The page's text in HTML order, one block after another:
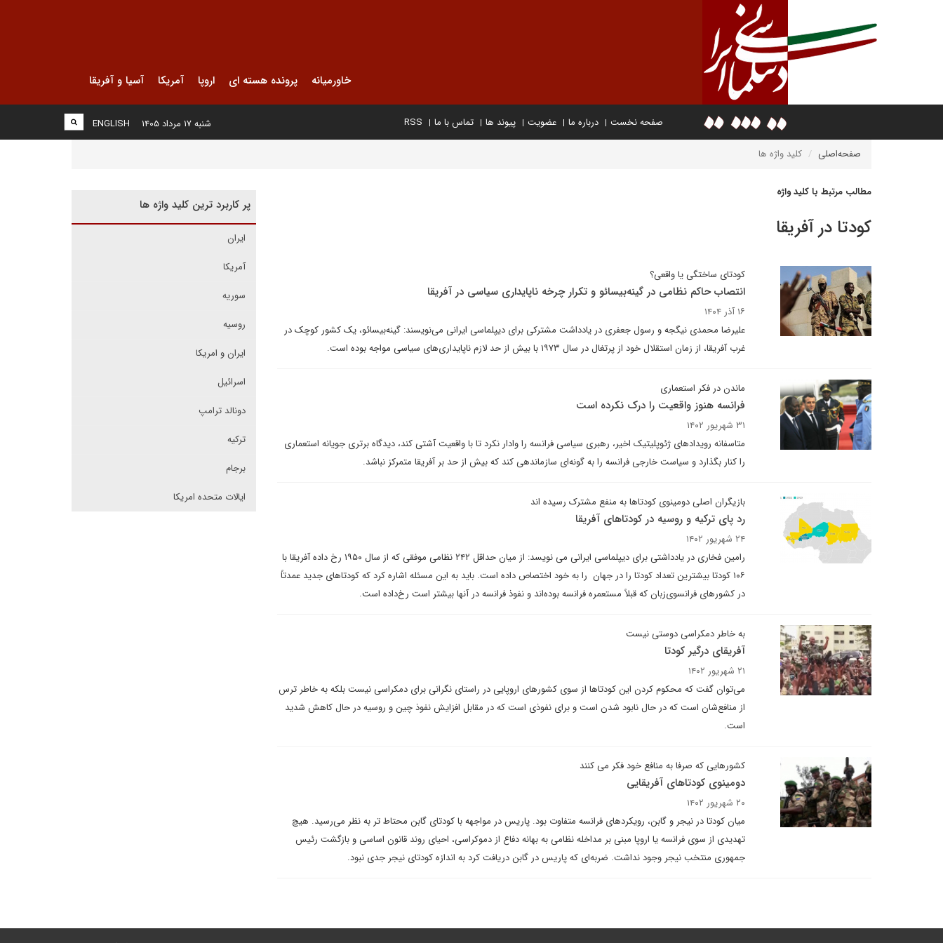
خاورمیانه پرونده هسته ای اروپا آمریکا آسیا و آفریقا
صفحه نخست درباره ما عضویت پیوند ها تماس با ما RSS
ENGLISH شنبه ۱۷ مرداد ۱۴۰۵
صفحه‌اصلی کلید واژه ها
مطالب مرتبط با کلید واژه
کودتا در آفریقا
کودتای ساختگی یا واقعی؟
انتصاب حاکم نظامی در گینه‌بیسائو و تکرار چرخه ناپایداری سیاسی در آفریقا
۱۶ آذر ۱۴۰۴
علیرضا محمدی نیگجه و رسول جعفری در یادداشت مشترکی برای دیپلماسی ایرانی می‌نویسند: گینه‌بیسائو، یک کشور کوچک در
غرب آفریقا، از زمان استقلال خود از پرتغال در سال ۱۹۷۳ با بیش از حد لازم ناپایداری‌های سیاسی مواجه بوده است.
ماندن در فکر استعماری
فرانسه هنوز واقعیت را درک نکرده است
۳۱ شهریور ۱۴۰۲
متاسفانه رویدادهای ژئوپلیتیک اخیر، رهبری سیاسی فرانسه را وادار نکرد تا با واقعیت آشتی کند، دیدگاه برتری جویانه استعماری
را کنار بگذارد و سیاست خارجی فرانسه را به گونه‌ای سازماندهی کند که بیش از حد بر آفریقا متمرکز نباشد.
بازیگران اصلی دومینوی کودتاها به منفع مشترک رسیده اند
رد پای ترکیه و روسیه در کودتاهای آفریقا
۲۴ شهریور ۱۴۰۲
رامین فخاری در یادداشتی برای دیپلماسی ایرانی می نویسد: از میان حداقل ۲۴۲ نظامی موفقی که از سال ۱۹۵۰ رخ داده آفریقا با
۱۰۶ کودتا بیشترین تعداد کودتا را در جهان را به خود اختصاص داده است. باید به این مسئله اشاره کرد که کودتاهای جدید عمدتاً
در کشورهای فرانسوی‌زبان که قبلاً مستعمره فرانسه بوده‌اند و نفوذ فرانسه در آنها بیشتر است رخ‌داده است.
به خاطر دمکراسی دوستی نیست
آفریقای درگیر کودتا
۲۱ شهریور ۱۴۰۲
می‌توان گفت که محکوم کردن این کودتاها از سوی کشورهای اروپایی در راستای نگرانی برای دمکراسی نیست بلکه به خاطر ترس
از منافع‌شان است که در حال نابود شدن است و برای نفوذی است که در مقابل افزایش نفوذ چین و روسیه در حال کاهش شدید
است.
کشورهایی که صرفا به منافع خود فکر می کنند
دومینوی کودتاهای آفریقایی
۲۰ شهریور ۱۴۰۲
میان کودتا در نیجر و گابن، رویکردهای فرانسه متفاوت بود. پاریس در مواجهه با کودتای گابن محتاط تر به نظر می‌رسید. هیچ
تهدیدی از سوی فرانسه یا اروپا مبنی بر مداخله نظامی به بهانه دفاع از دموکراسی، احیای روند قانون اساسی و بازگشت رئیس
جمهوری منتخب نیجر وجود نداشت. ضربه‌ای که پاریس در گابن دریافت کرد به اندازه کودتای نیجر جدی نبود.
پر کاربرد ترین کلید واژه ها
ایران
آمریکا
سوریه
روسیه
ایران و امریکا
اسرائیل
دونالد ترامپ
ترکیه
برجام
ایالات متحده امریکا